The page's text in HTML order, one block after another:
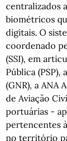
centralizados
biométricos
digitais. O
coordenado
(SSI), em
Pública (PSP),
(GNR), a ANA
de Aviação
portuárias -
pertencentes
no território